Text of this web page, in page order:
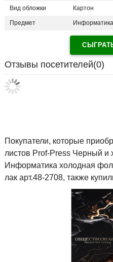
Вид обложки Картон
Предмет Информатика
Отзывы посетителей(0)
Покупатели, которые
листов Prof-Press Черный
Информатика холодная
лак арт.48-2708, также